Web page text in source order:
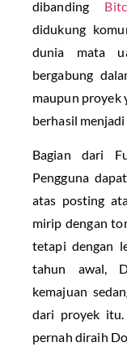
dibanding
didukung
dunia mata
bergabung
maupun proyek
berhasil menjadi
Bagian dari
Pengguna
atas posting
mirip dengan
tetapi dengan
tahun awal,
kemajuan
dari proyek itu.
pernah diraih